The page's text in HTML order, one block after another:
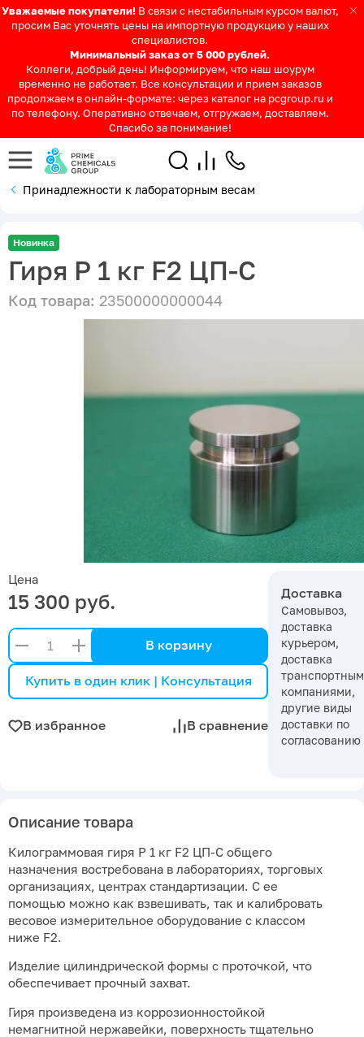
Уважаемые покупатели! В связи с нестабильным курсом валют,
просим Вас уточнять цены на импортную продукцию у наших
специалистов.
Минимальный заказ от 5 000 рублей.
Коллеги, добрый день! Информируем, что наш шоурум
временно не работает. Все консультации и прием заказов
продолжаем в онлайн-формате: через каталог на pcgroup.ru и
по телефону. Оперативно отвечаем, отгружаем, доставляем.
Спасибо за понимание!
Принадлежности к лабораторным весам
Новинка
Гиря P 1 кг F2 ЦП-С
Код товара: 23500000000044
Цена
15 300 руб.
В корзину
Купить в один клик | Консультация
В избранное В сравнение
Доставка
Самовывоз,
доставка
курьером,
доставка
компаниями,
другие виды
доставки по
согласованию
Описание товара
Килограммовая гиря P 1 кг F2 ЦП-С общего
назначения востребована в лабораториях, торговых
организациях, центрах стандартизации. С ее
помощью можно как взвешивать, так и калибровать
весовое измерительное оборудование с классом
ниже F2.
Изделие цилиндрической формы с проточкой, что
обеспечивает прочный захват.
Гиря произведена из коррозионностойкой
немагнитной нержавейки, поверхность тщательно